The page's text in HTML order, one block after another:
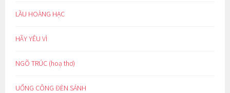
LẦU HOÀNG HẠC
HÃY YÊU VÌ
NGÕ TRÚC (hoạ thơ)
UỔNG CÔNG ĐÈN SÁNH